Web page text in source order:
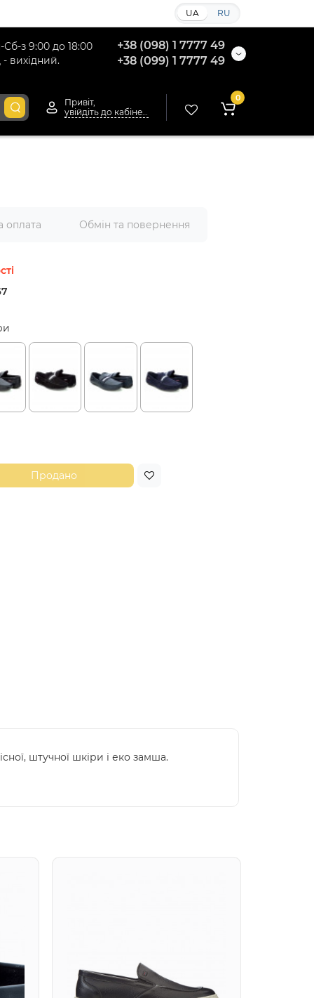
UA RU
з 9:00 до 18:00
вихідний.
+38 (098) 1 7777 49
+38 (099) 1 7777 49
Привіт,
0
оплата Обмін та повернення
Продано
штучної шкіри і еко замша.